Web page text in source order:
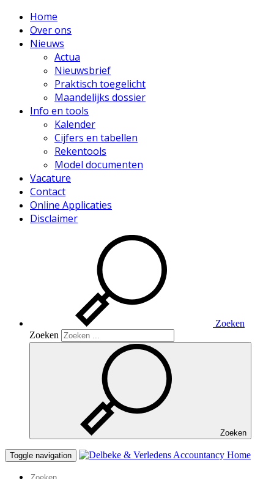
Home
Over ons
Nieuws
Actua
Nieuwsbrief
Praktisch toegelicht
Maandelijks dossier
Info en tools
Kalender
Cijfers en tabellen
Rekentools
Model documenten
Vacature
Contact
Online Applicaties
Disclaimer
Zoeken
Zoeken
Zoeken
Toggle navigation Home